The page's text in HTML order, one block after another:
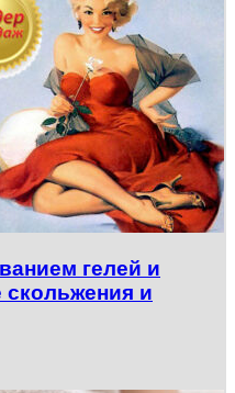
гелей и
и